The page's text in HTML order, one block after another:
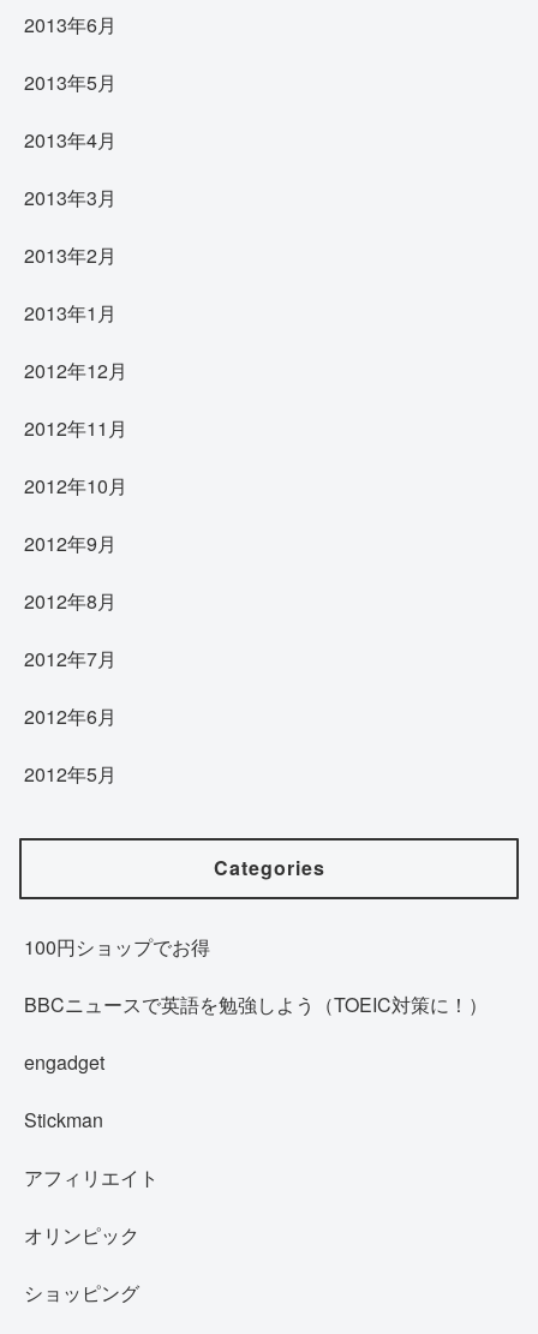
2013年6月
2013年5月
2013年4月
2013年3月
2013年2月
2013年1月
2012年12月
2012年11月
2012年10月
2012年9月
2012年8月
2012年7月
2012年6月
2012年5月
Categories
100円ショップでお得
BBCニュースで英語を勉強しよう（TOEIC対策に！）
engadget
Stickman
アフィリエイト
オリンピック
ショッピング